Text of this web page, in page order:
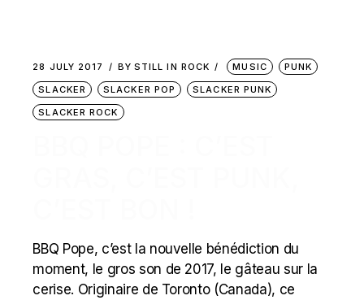
28 JULY 2017 BY STILL IN ROCK MUSIC
PUNK
SLACKER
SLACKER POP
SLACKER PUNK
SLACKER ROCK
BBQ Pope, c’est la nouvelle bénédiction du
moment, le gros son de 2017, le gâteau sur la
cerise. Originaire de Toronto (Canada), ce